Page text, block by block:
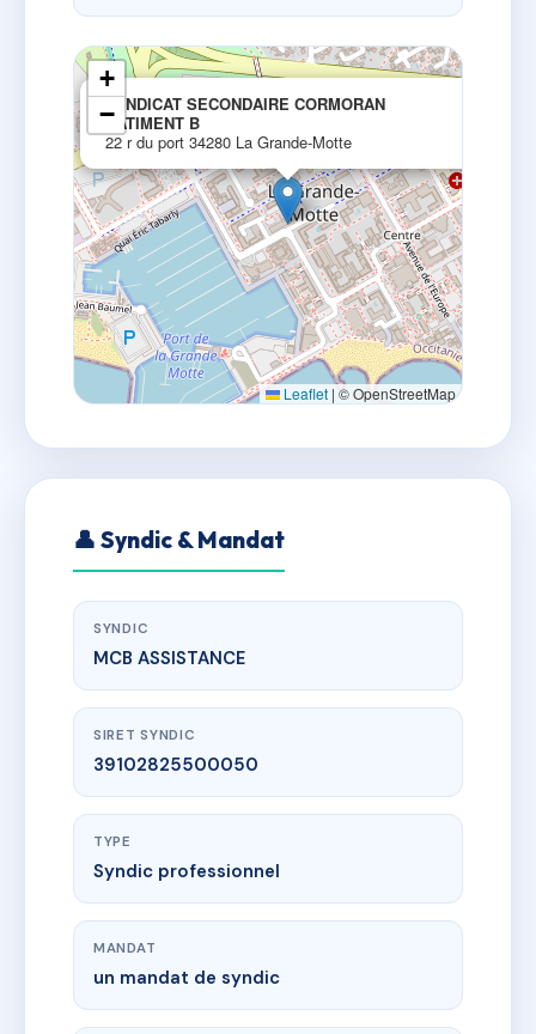
SYNDICAT SECONDAIRE CORMORAN
BATIMENT B
22 r du port 34280 La Grande-Motte
+
−
Leaflet | © OpenStreetMap
👤 Syndic & Mandat
SYNDIC
MCB ASSISTANCE
SIRET SYNDIC
39102825500050
TYPE
Syndic professionnel
MANDAT
un mandat de syndic